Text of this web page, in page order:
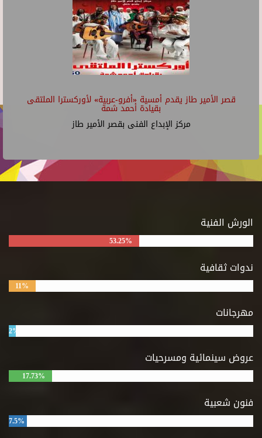
قصر الأمير طاز يقدم أمسية «أفرو-عربية» لأوركسترا الملتقى
بقيادة أحمد شمة
مركز الإبداع الفنى بقصر الأمير طاز
الورش الفنية
53.25%
ندوات ثقافية
11%
مهرجانات
2%
عروض سينمائية ومسرحيات
17.73%
فنون شعبية
7.5%